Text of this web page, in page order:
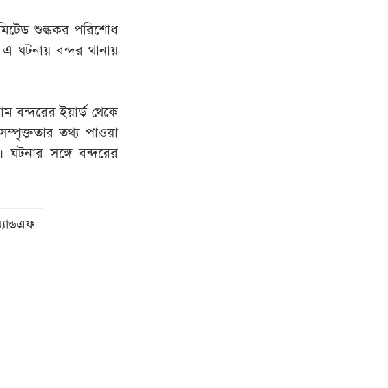
শুল্ককর পরিশোধ
ঘটনায় বন্দর থানায়
বন্দরের ইয়ার্ড থেকে
তথ্য পাওয়া
ঘটনার সঙ্গে বন্দরের